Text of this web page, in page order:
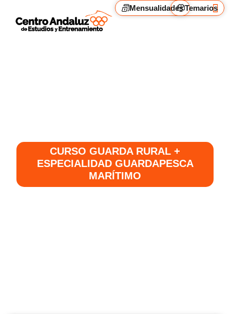
contenido
MensualidadesTemarios
CURSO GUARDA RURAL +
ESPECIALIDAD GUARDAPESCA
MARÍTIMO